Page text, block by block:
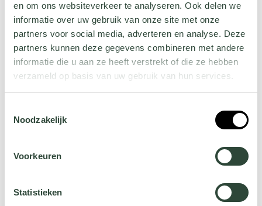
en om ons websiteverkeer te analyseren. Ook delen we
informatie over uw gebruik van onze site met onze
partners voor social media, adverteren en analyse. Deze
partners kunnen deze gegevens combineren met andere
informatie die u aan ze heeft verstrekt of die ze hebben
verzameld op basis van uw gebruik van hun services.
jehier.
Noodzakelijk
Voorkeuren
Statistieken